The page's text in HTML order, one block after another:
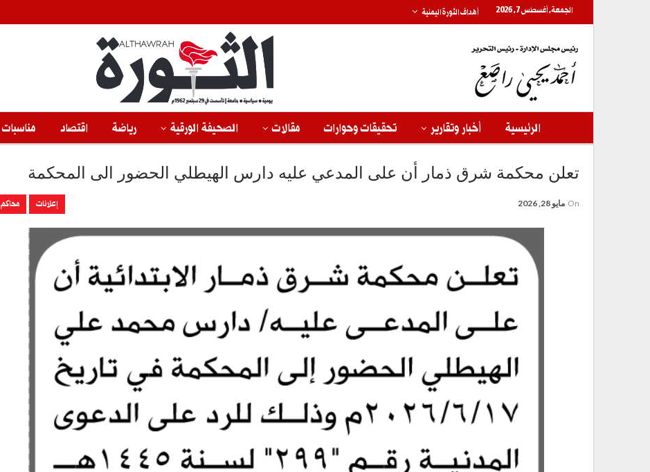
الجمعة, أغسطس 7, 2026 أهداف الثورة اليمنية
الرئيسية أخبار وتقارير تحقيقات وحوارات مقالات الصحيفة الورقية رياضة اقتصاد مناسبات
تعلن محكمة شرق ذمار أن على المدعي عليه دارس الهيطلي الحضور الى المحكمة
إعلانات محاكم On مايو 28, 2026